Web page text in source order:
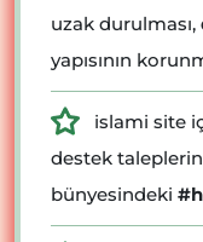
uzak durulması,
yapısının
islami site
destek
bünyesindeki